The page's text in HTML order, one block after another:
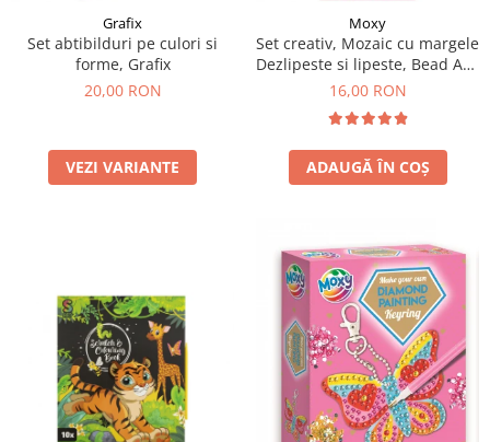
Grafix
Set abtibilduri pe culori si
forme, Grafix
20,00 RON
VEZI VARIANTE
Moxy
Set creativ, Mozaic cu margele
Dezlipeste si lipeste, Bead Art,
unicorn, A5
16,00 RON
ADAUGĂ ÎN COȘ